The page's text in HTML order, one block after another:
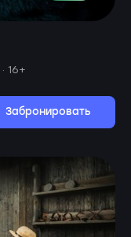
· 16+
Забронировать